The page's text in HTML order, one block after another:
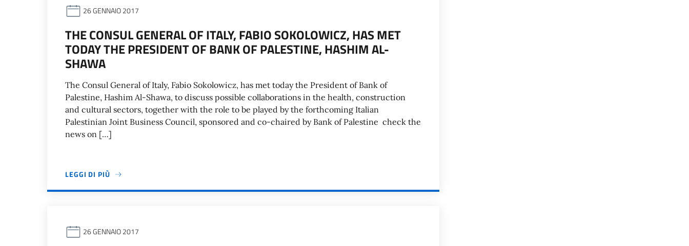
26 GENNAIO 2017
THE CONSUL GENERAL OF ITALY, FABIO SOKOLOWICZ, HAS MET
TODAY THE PRESIDENT OF BANK OF PALESTINE, HASHIM AL-
SHAWA
The Consul General of Italy, Fabio Sokolowicz, has met today the President of Bank of
Palestine, Hashim Al-Shawa, to discuss possible collaborations in the health, construction
and cultural sectors, together with the role to be played by the forthcoming Italian
Palestinian Joint Business Council, sponsored and co-chaired by Bank of Palestine check the
news on […]
LEGGI DI PIÙ
26 GENNAIO 2017